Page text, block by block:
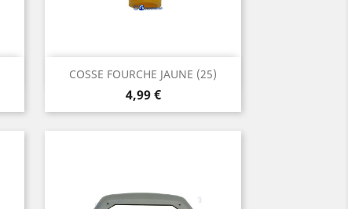
COSSE FOURCHE JAUNE (25)
Prix
4,99 €
Aperçu rapide